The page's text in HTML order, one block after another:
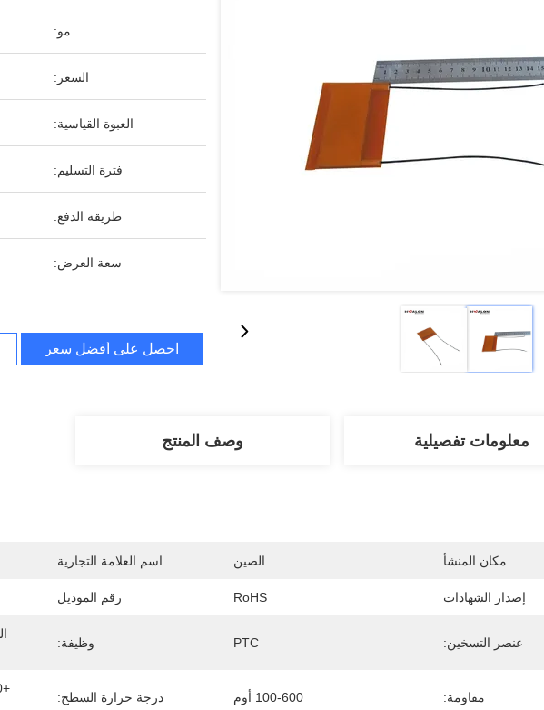
مو:
السعر:
العبوة القياسية:
فترة التسليم:
طريقة الدفع:
سعة العرض:
احصل على أفضل سعر
معلومات تفصيلية وصف المنتج
مكان المنشأ الصين اسم العلامة التجارية
إصدار الشهادات RoHS رقم الموديل
عنصر التسخين: PTC وظيفة:
مقاومة: 100-600 أوم درجة حرارة السطح: